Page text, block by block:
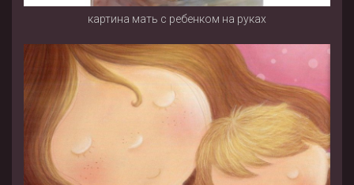
картина мать с ребенком на руках